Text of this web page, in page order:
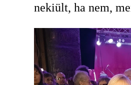
nekiült, ha nem,